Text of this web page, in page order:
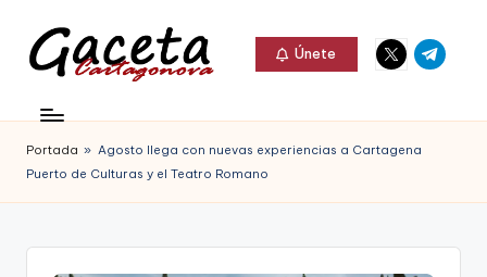
Saltar
contenido
c
e
t
Gaceta
Cartagonova,
La
que
Únete
Elemento
del
Elemento
del
Portada » Agosto llega con nuevas experiencias a Cartagena
Puerto de Culturas y el Teatro Romano